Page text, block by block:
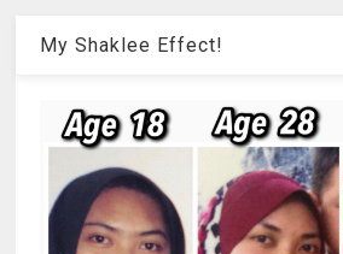
My Shaklee Effect!